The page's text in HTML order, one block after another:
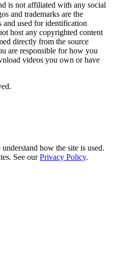
is not affiliated with any social
and trademarks are the
and used for identification
host any copyrighted content
directly from the source
are responsible for how you
videos you own or have
how the site is used.
See ourPrivacy Policy.